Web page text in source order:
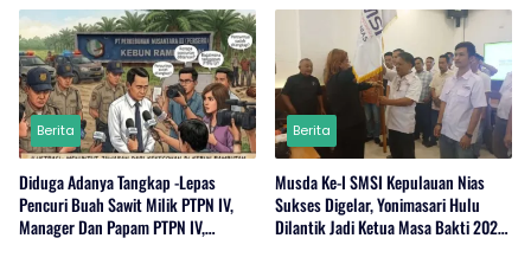
Berita
Diduga Adanya Tangkap -Lepas
Pencuri Buah Sawit Milik PTPN IV,
Manager Dan Papam PTPN IV,
Berita
Musda Ke-I SMSI Kepulauan Nias
Sukses Digelar, Yonimasari Hulu
Dilantik Jadi Ketua Masa Bakti 2026-